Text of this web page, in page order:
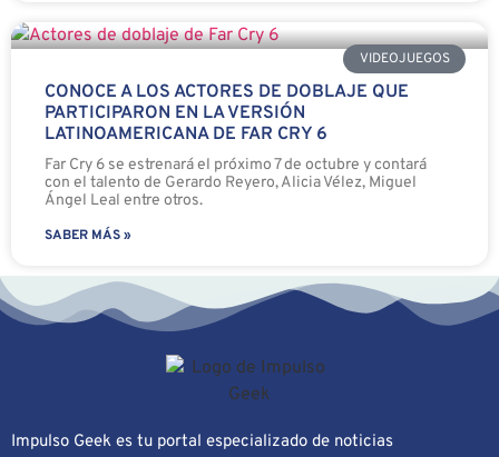
VIDEOJUEGOS
CONOCE A LOS ACTORES DE DOBLAJE QUE
PARTICIPARON EN LA VERSIÓN
LATINOAMERICANA DE FAR CRY 6
Far Cry 6 se estrenará el próximo 7 de octubre y contará
con el talento de Gerardo Reyero, Alicia Vélez, Miguel
Ángel Leal entre otros.
SABER MÁS »
Impulso Geek es tu portal especializado de noticias